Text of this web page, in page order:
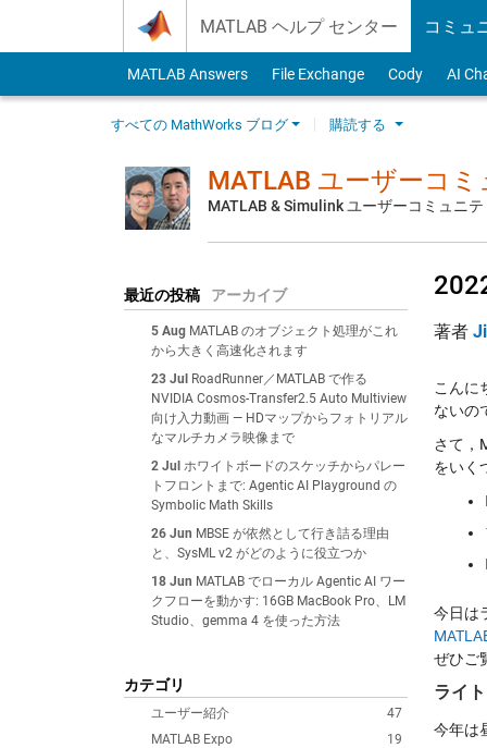
MATLAB ヘルプ センター コミュ
MATLAB Answers File Exchange Cody AI
すべての MathWorks ブログ 購読する
MATLAB ユーザーコ
MATLAB & Simulink ユーザーコミュニ
最近の投稿 アーカイブ
5 Aug MATLAB のオブジェクト処理がこれ
から大きく高速化されます
23 Jul
RoadRunner／MATLAB で作る
NVIDIA Cosmos-Transfer2.5 Auto Multiview
向け入力動画 — HDマップからフォトリアル
なマルチカメラ映像まで
2 Jul ホワイトボードのスケッチからパレー
トフロントまで: Agentic AI Playground の
Symbolic Math Skills
26 Jun MBSE が依然として行き詰る理由
と、SysML v2 がどのように役立つか
18 Jun MATLAB でローカル Agentic AI ワー
クフローを動かす: 16GB MacBook Pro、LM
Studio、gemma 4 を使った方法
カテゴリ
47
ユーザー紹介
19
MATLAB Expo
著者
こんに
ないの
さて，
をいく
今日は
ぜひご
ライ
今年は